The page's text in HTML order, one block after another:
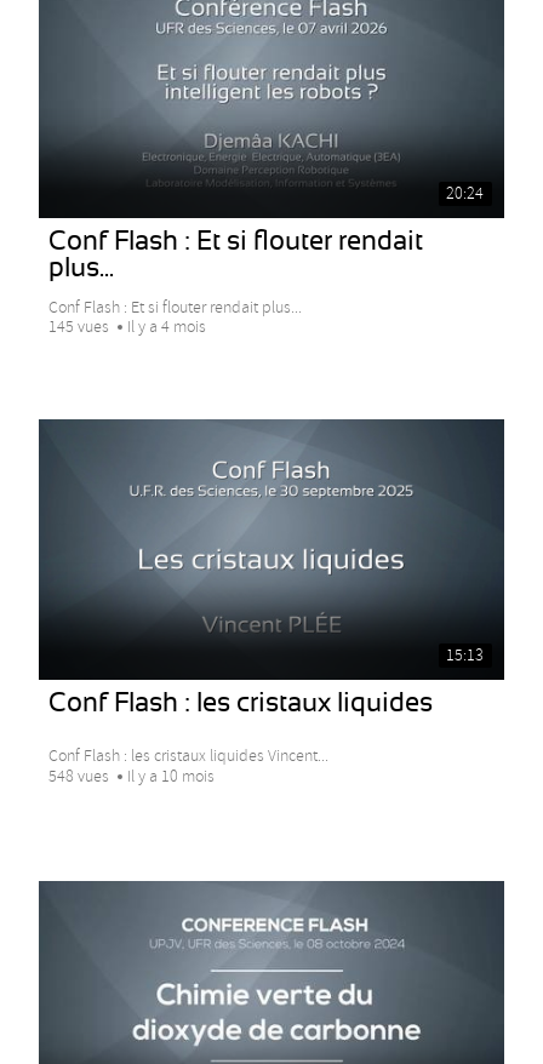
20:24
Conf Flash : Et si flouter rendait
plus...
Conf Flash : Et si flouter rendait plus...
145 vues
Il y a 4 mois
15:13
Conf Flash : les cristaux liquides
Conf Flash : les cristaux liquides Vincent...
548 vues
Il y a 10 mois